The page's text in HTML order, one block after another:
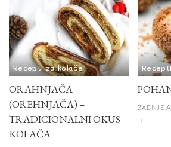
Recepti za kolače
ORAHNJAČA
(OREHNJAČA) –
TRADICIONALNI OKUS
KOLAČA
ZADNJE